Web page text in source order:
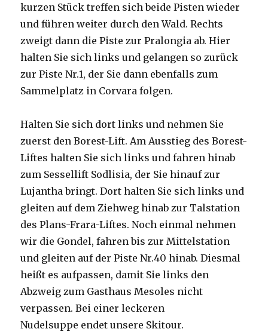
kurzen Stück treffen sich beide Pisten wieder
und führen weiter durch den Wald. Rechts
zweigt dann die Piste zur Pralongia ab. Hier
halten Sie sich links und gelangen so zurück
zur Piste Nr.1, der Sie dann ebenfalls zum
Sammelplatz in Corvara folgen.
Halten Sie sich dort links und nehmen Sie
zuerst den Borest-Lift. Am Ausstieg des Borest-
Liftes halten Sie sich links und fahren hinab
zum Sessellift Sodlisia, der Sie hinauf zur
Lujantha bringt. Dort halten Sie sich links und
gleiten auf dem Ziehweg hinab zur Talstation
des Plans-Frara-Liftes. Noch einmal nehmen
wir die Gondel, fahren bis zur Mittelstation
und gleiten auf der Piste Nr.40 hinab. Diesmal
heißt es aufpassen, damit Sie links den
Abzweig zum Gasthaus Mesoles nicht
verpassen. Bei einer leckeren
Nudelsuppe endet unsere Skitour.​